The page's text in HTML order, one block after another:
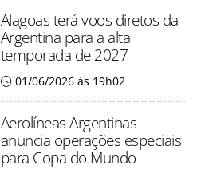
Alagoas terá voos diretos da
Argentina para a alta
temporada de 2027
01/06/2026 às 19h02
Aerolíneas Argentinas
anuncia operações especiais
para Copa do Mundo